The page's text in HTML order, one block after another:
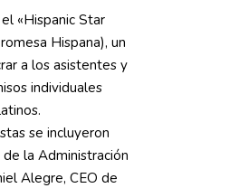
«Hispanic Star
Hispana), un
a los asistentes y
individuales
se incluyeron
la Administración
Alegre, CEO de